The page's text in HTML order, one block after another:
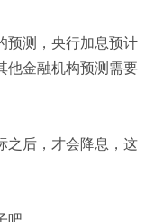
预测，央行加息预计
他金融机构预测需要
之后，才会降息，这